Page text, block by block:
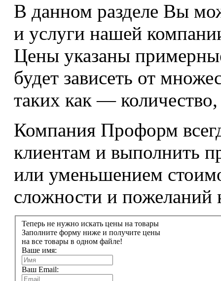
В данном разделе Вы
и услуги нашей
Цены указаны
будет зависеть от
таких как —
Компания Проформ
клиентам и выполнить
или уменьшением
сложности и пожеланий
Теперь не нужно искать цены на товары
Заполните форму ниже и получите цены
на все товары в одном файле!
Ваше имя:
Ваш Email: